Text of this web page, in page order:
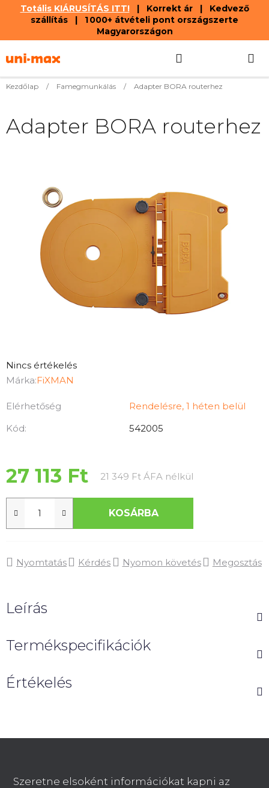
Totális KIÁRUSÍTÁS ITT!| Korrekt ár | Kedvező
szállítás | 1 000+ átvételi pont országszerte
Magyarországon
tartalomhoz
KOSÁR
Kezdőlap / Famegmunkálás / Adapter BORA routerhez
A
termék
értékelése
5-
csillag.
Nincs értékelés
Márka:FiXMAN
Elérhetőség
Rendelésre, 1 héten belül
Kód:
542005
27 113 Ft 21 349 Ft ÁFA nélkül
KOSÁRBA
Nyomtatás Kérdés Nyomon követés Megosztás
Adapter BORA routerhez
Leírás
Termékspecifikációk
Értékelés
Szeretne elsoként információkat kapni az